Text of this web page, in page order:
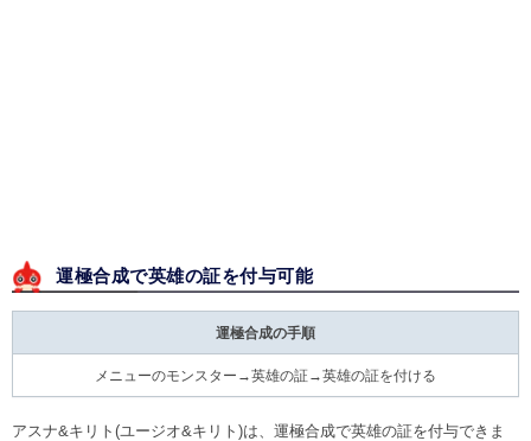
運極合成で英雄の証を付与可能
運極合成の手順
メニューのモンスター→英雄の証→英雄の証を付ける
アスナ&キリト(ユージオ&キリト)は、運極合成で英雄の証を付与できま